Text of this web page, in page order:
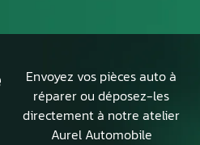
Envoyez vos pièces auto à
réparer ou déposez-les
directement à notre atelier
Aurel Automobile